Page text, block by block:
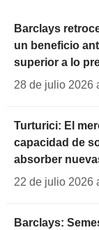
Barclays
un beneficio
superior a lo
28 de julio 2026
Turturici: El
capacidad de
absorber
22 de julio 2026
Barclays: